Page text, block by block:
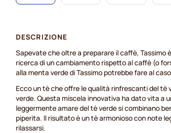
DESCRIZIONE
Sapevate che oltre a preparare il caffè, Tassimo
ricerca di un cambiamento rispetto al caffè (o
alla menta verde di Tassimo potrebbe fare al
Ecco un tè che offre le qualità rinfrescanti del
verde. Questa miscela innovativa ha dato vita a
leggermente amare del tè verde si combinano
piperita. Il risultato è un tè armonioso con note
rilassarsi.